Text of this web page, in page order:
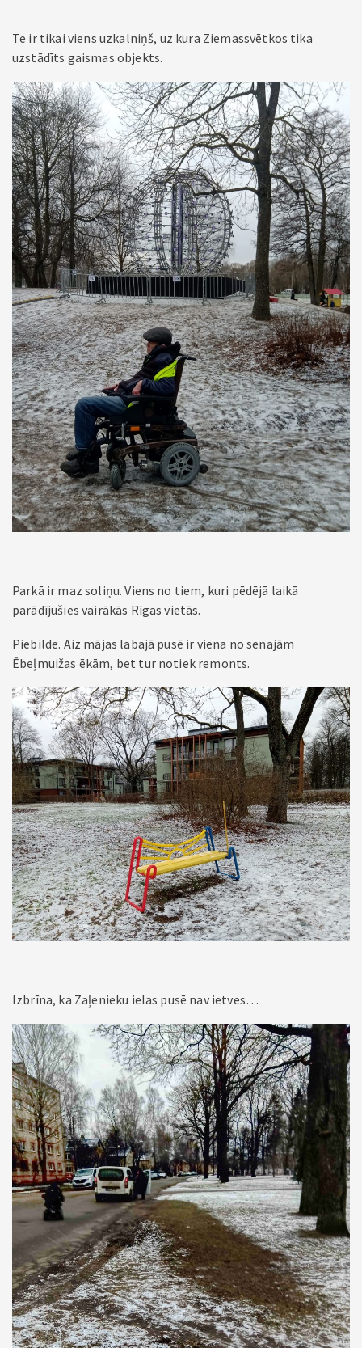
Te ir tikai viens uzkalniņš, uz kura Ziemassvētkos tika
uzstādīts gaismas objekts.
Parkā ir maz soliņu. Viens no tiem, kuri pēdējā laikā
parādījušies vairākās Rīgas vietās.
Piebilde. Aiz mājas labajā pusē ir viena no senajām
Ēbeļmuižas ēkām, bet tur notiek remonts.
Izbrīna, ka Zaļenieku ielas pusē nav ietves…